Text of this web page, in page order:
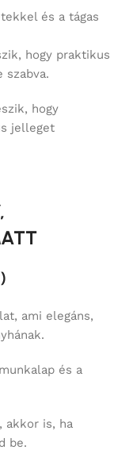
és a tágas
hogy praktikus
szabva.
hogy
jelleget
ami elegáns,
és a
akkor is, ha
be.